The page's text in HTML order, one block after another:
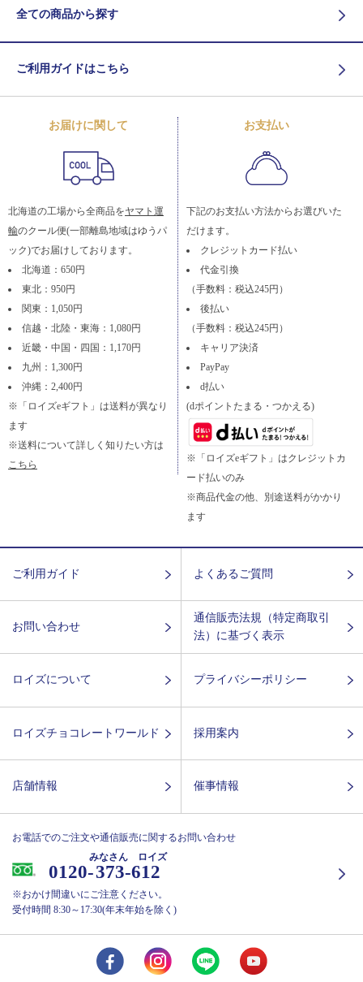
全ての商品から探す
ご利用ガイドはこちら
お届けに関して
北海道の工場から全商品をヤマト運
輸のクール便(一部離島地域はゆうパ
ック)でお届けしております。
北海道：650円
東北：950円
関東：1,050円
信越・北陸・東海：1,080円
近畿・中国・四国：1,170円
九州：1,300円
沖縄：2,400円
※「ロイズeギフト」は送料が異なり
ます
※送料について詳しく知りたい方は
こちら
お支払い
下記のお支払い方法からお選びいた
だけます。
クレジットカード払い
代金引換
（手数料：税込245円）
後払い
（手数料：税込245円）
キャリア決済
PayPay
d払い
(dポイントたまる・つかえる)
※「ロイズeギフト」はクレジットカ
ード払いのみ
※商品代金の他、別途送料がかかり
ます
ご利用ガイド よくあるご質問
お問い合わせ
通信販売法規（特定商取引
法）に基づく表示
ロイズについて プライバシーポリシー
ロイズチョコレートワールド 採用案内
店舗情報 催事情報
お電話でのご注文や通信販売に関するお問い合わせ
0120-373-612
みなさん ロイズ
※おかけ間違いにご注意ください。
受付時間 8:30～17:30(年末年始を除く)